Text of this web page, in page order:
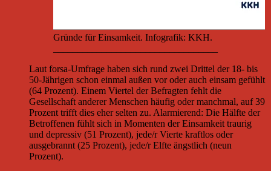
Gründe für Einsamkeit. Infografik: KKH.
Laut forsa-Umfrage haben sich rund zwei Drittel der 18- bis
50-Jährigen schon einmal außen vor oder auch einsam gefühlt
(64 Prozent). Einem Viertel der Befragten fehlt die
Gesellschaft anderer Menschen häufig oder manchmal, auf 39
Prozent trifft dies eher selten zu. Alarmierend: Die Hälfte der
Betroffenen fühlt sich in Momenten der Einsamkeit traurig
und depressiv (51 Prozent), jede/r Vierte kraftlos oder
ausgebrannt (25 Prozent), jede/r Elfte ängstlich (neun
Prozent).